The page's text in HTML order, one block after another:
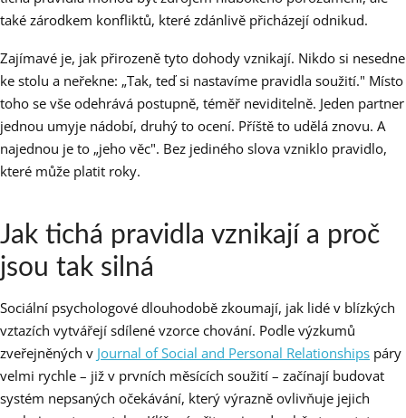
také zárodkem konfliktů, které zdánlivě přicházejí odnikud.
Zajímavé je, jak přirozeně tyto dohody vznikají. Nikdo si nesedne
ke stolu a neřekne: „Tak, teď si nastavíme pravidla soužití." Místo
toho se vše odehrává postupně, téměř neviditelně. Jeden partner
jednou umyje nádobí, druhý to ocení. Příště to udělá znovu. A
najednou je to „jeho věc". Bez jediného slova vzniklo pravidlo,
které může platit roky.
Jak tichá pravidla vznikají a proč
jsou tak silná
Sociální psychologové dlouhodobě zkoumají, jak lidé v blízkých
vztazích vytvářejí sdílené vzorce chování. Podle výzkumů
zveřejněných v Journal of Social and Personal Relationships páry
velmi rychle – již v prvních měsících soužití – začínají budovat
systém nepsaných očekávání, který výrazně ovlivňuje jejich